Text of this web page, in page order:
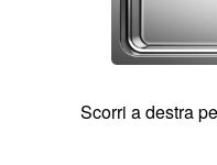
Scorri a destra